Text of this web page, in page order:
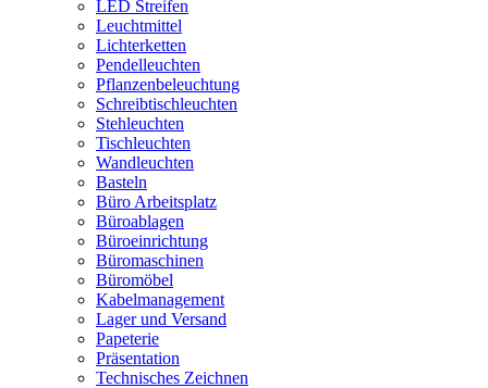
LED Streifen
Leuchtmittel
Lichterketten
Pendelleuchten
Pflanzenbeleuchtung
Schreibtischleuchten
Stehleuchten
Tischleuchten
Wandleuchten
Basteln
Büro Arbeitsplatz
Büroablagen
Büroeinrichtung
Büromaschinen
Büromöbel
Kabelmanagement
Lager und Versand
Papeterie
Präsentation
Technisches Zeichnen